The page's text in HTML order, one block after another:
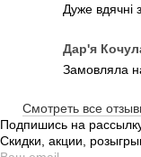
Дуже вдячні
Дар'я
Замовляла
Смотреть все
Подпишись на
Скидки, акции,